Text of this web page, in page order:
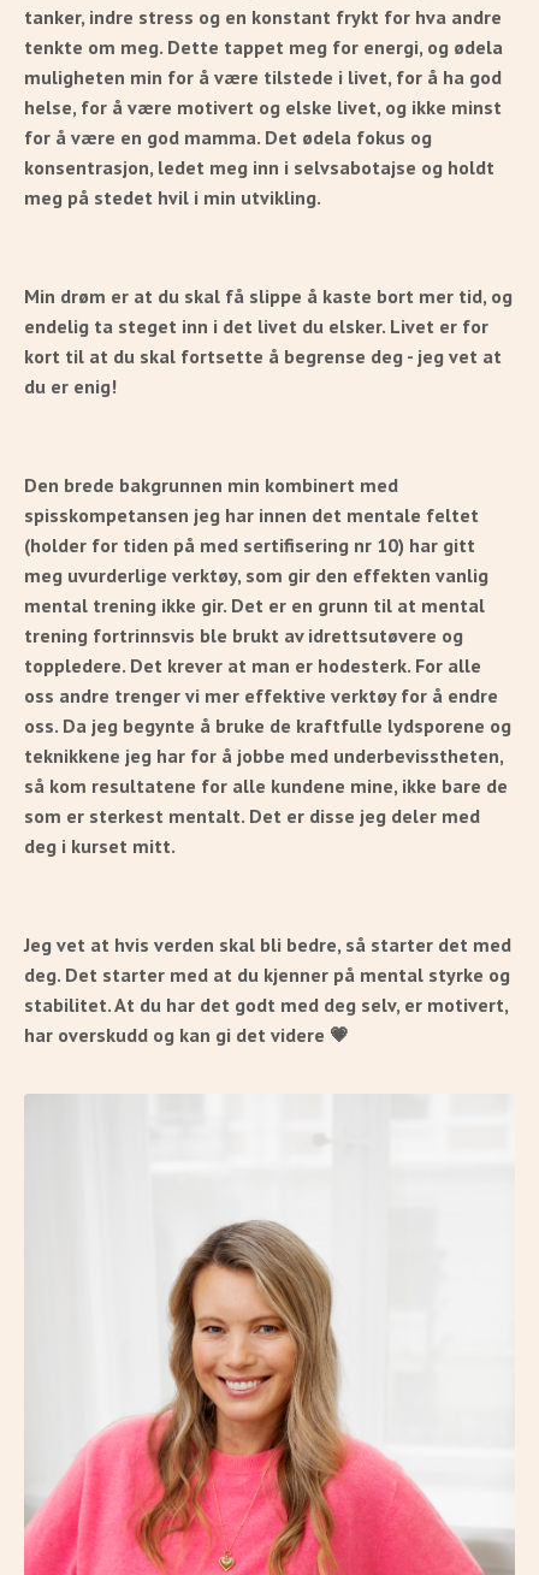
tanker, indre stress og en konstant frykt for hva andre
tenkte om meg. Dette tappet meg for energi, og ødela
muligheten min for å være tilstede i livet, for å ha god
helse, for å være motivert og elske livet, og ikke minst
for å være en god mamma. Det ødela fokus og
konsentrasjon, ledet meg inn i selvsabotajse og holdt
meg på stedet hvil i min utvikling.
Min drøm er at du skal få slippe å kaste bort mer tid, og
endelig ta steget inn i det livet du elsker. Livet er for
kort til at du skal fortsette å begrense deg - jeg vet at
du er enig!
Den brede bakgrunnen min kombinert med
spisskompetansen jeg har innen det mentale feltet
(holder for tiden på med sertifisering nr 10) har gitt
meg uvurderlige verktøy, som gir den effekten vanlig
mental trening ikke gir. Det er en grunn til at mental
trening fortrinnsvis ble brukt av idrettsutøvere og
toppledere. Det krever at man er hodesterk. For alle
oss andre trenger vi mer effektive verktøy for å endre
oss. Da jeg begynte å bruke de kraftfulle lydsporene og
teknikkene jeg har for å jobbe med underbevisstheten,
så kom resultatene for alle kundene mine, ikke bare de
som er sterkest mentalt. Det er disse jeg deler med
deg i kurset mitt.
Jeg vet at hvis verden skal bli bedre, så starter det med
deg. Det starter med at du kjenner på mental styrke og
stabilitet. At du har det godt med deg selv, er motivert,
har overskudd og kan gi det videre 💗